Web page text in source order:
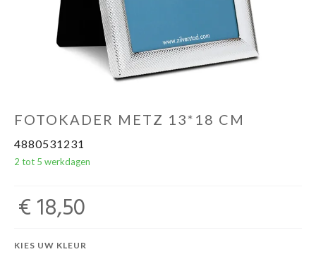
FOTOKADER METZ 13*18 CM
4880531231
2 tot 5 werkdagen
€ 18,50
KIES UW KLEUR